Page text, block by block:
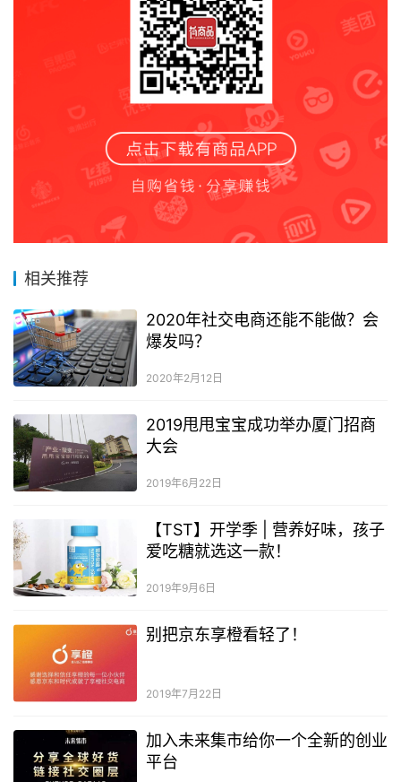
相关推荐
2020年社交电商还能不能做？会
爆发吗？
2020年2月12日
2019甩甩宝宝成功举办厦门招商
大会
2019年6月22日
【TST】开学季 | 营养好味，孩子
爱吃糖就选这一款！
2019年9月6日
别把京东享橙看轻了！
2019年7月22日
加入未来集市给你一个全新的创业
平台